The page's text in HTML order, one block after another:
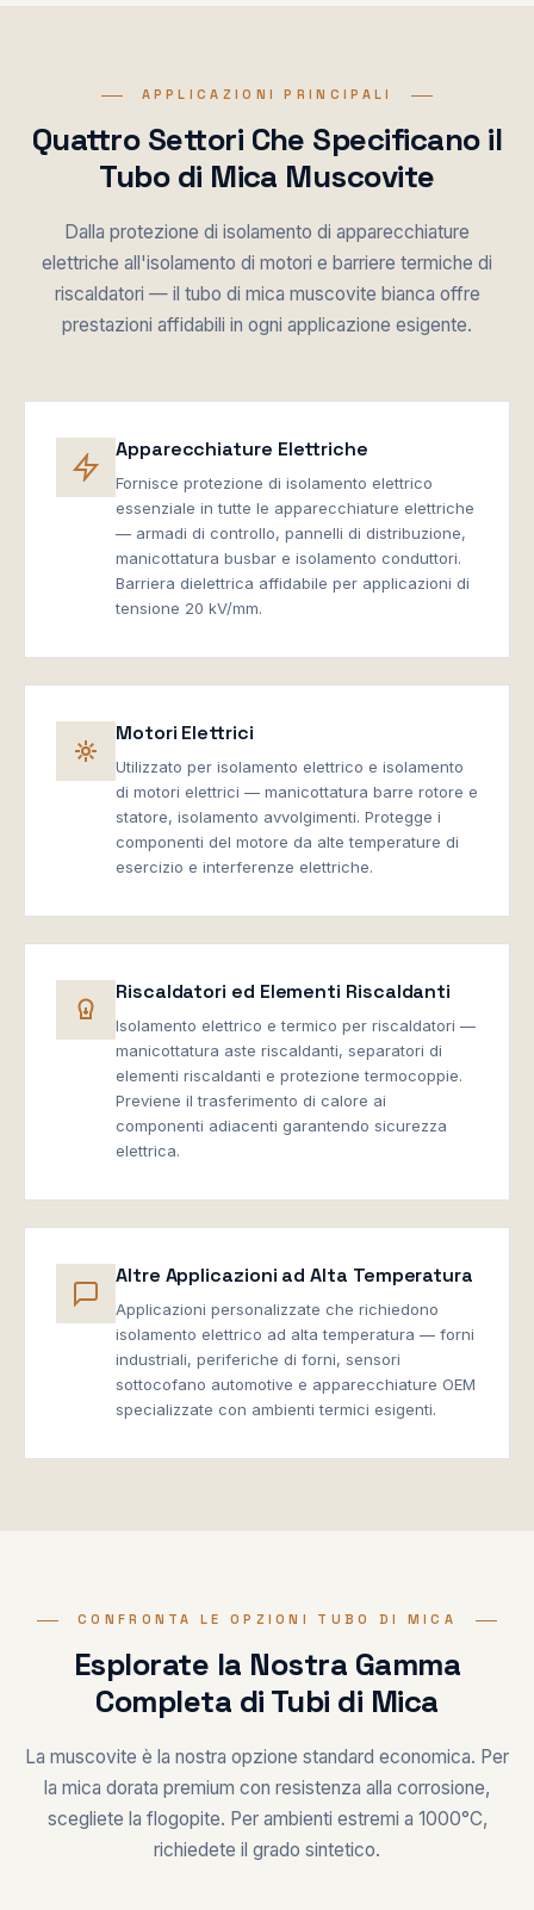
APPLICAZIONI PRINCIPALI
Quattro Settori Che Specificano il
Tubo di Mica Muscovite
Dalla protezione di isolamento di apparecchiature
elettriche all'isolamento di motori e barriere termiche di
riscaldatori — il tubo di mica muscovite bianca offre
prestazioni affidabili in ogni applicazione esigente.
Apparecchiature Elettriche
Fornisce protezione di isolamento elettrico
essenziale in tutte le apparecchiature elettriche
— armadi di controllo, pannelli di distribuzione,
manicottatura busbar e isolamento conduttori.
Barriera dielettrica affidabile per applicazioni di
tensione 20 kV/mm.
Motori Elettrici
Utilizzato per isolamento elettrico e isolamento
di motori elettrici — manicottatura barre rotore e
statore, isolamento avvolgimenti. Protegge i
componenti del motore da alte temperature di
esercizio e interferenze elettriche.
Riscaldatori ed Elementi Riscaldanti
Isolamento elettrico e termico per riscaldatori —
manicottatura aste riscaldanti, separatori di
elementi riscaldanti e protezione termocoppie.
Previene il trasferimento di calore ai
componenti adiacenti garantendo sicurezza
elettrica.
Altre Applicazioni ad Alta Temperatura
Applicazioni personalizzate che richiedono
isolamento elettrico ad alta temperatura — forni
industriali, periferiche di forni, sensori
sottocofano automotive e apparecchiature OEM
specializzate con ambienti termici esigenti.
CONFRONTA LE OPZIONI TUBO DI MICA
Esplorate la Nostra Gamma
Completa di Tubi di Mica
La muscovite è la nostra opzione standard economica. Per
la mica dorata premium con resistenza alla corrosione,
scegliete la flogopite. Per ambienti estremi a 1000°C,
richiedete il grado sintetico.